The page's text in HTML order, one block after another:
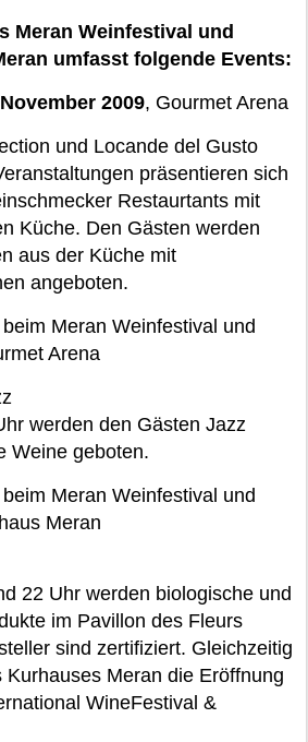
Meran Weinfestival und
umfasst folgende Events:
2009, Gourmet Arena
und Locande del Gusto
präsentieren sich
Restaurtants mit
Küche. Den Gästen werden
aus der Küche mit
angeboten.
beim Meran Weinfestival und
Arena
werden den Gästen Jazz
Weine geboten.
beim Meran Weinfestival und
Meran
22 Uhr werden biologische und
im Pavillon des Fleurs
sind zertifiziert. Gleichzeitig
Meran die Eröffnung
WineFestival &